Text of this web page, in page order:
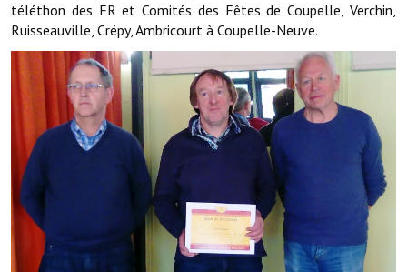
L'office de tourisme
Le conseil départemental
VILLE PRATIQUE
Services publics intercommunaux
Affaires scolaires, CCAS
Eaux, assainissement
France services
téléthon des FR et Comités des Fêtes de Coupelle, Verchin,
Ruisseauville, Crépy, Ambricourt à Coupelle-Neuve.